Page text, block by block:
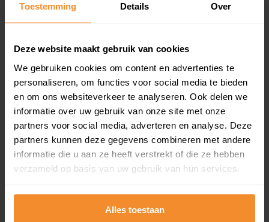
Toestemming Details Over
Deze website maakt gebruik van cookies
We gebruiken cookies om content en advertenties te
personaliseren, om functies voor social media te bieden
en om ons websiteverkeer te analyseren. Ook delen we
informatie over uw gebruik van onze site met onze
partners voor social media, adverteren en analyse. Deze
partners kunnen deze gegevens combineren met andere
informatie die u aan ze heeft verstrekt of die ze hebben
verzameld op basis van uw gebruik van hun services.
Alles toestaan
en koopdatum) binnen een postcodegebied. Dit
inclusief een jaar lang gratis updates van nieuwe
Bekijk product
Direct leverbaar
Kadastrale kaart pakket
Alleen globale ligging perceel